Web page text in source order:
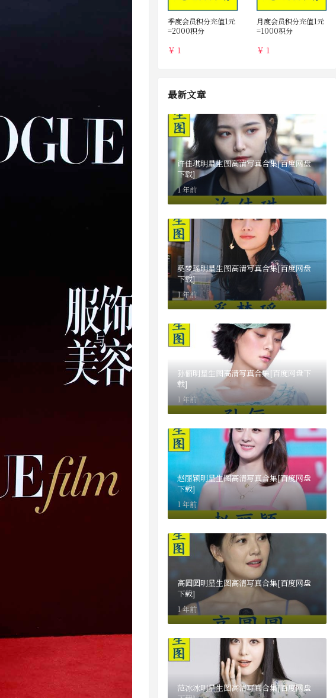
季度会员积分充值1元
=2000积分
￥ 1
月度会员积分充值1元
=1000积分
￥ 1
最新文章
许佳琪明星生图高清写真合集[百度网盘
下载]
1 年前
奚梦瑶明星生图高清写真合集[百度网盘
下载]
1 年前
孙俪明星生图高清写真合集[百度网盘下
载]
1 年前
赵丽颖明星生图高清写真合集[百度网盘
下载]
1 年前
高圆圆明星生图高清写真合集[百度网盘
下载]
1 年前
范冰冰明星生图高清写真合集[百度网盘